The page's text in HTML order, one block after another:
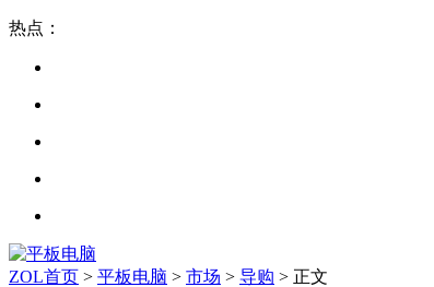
热点：
ZOL首页 > 平板电脑 > 市场 > 导购 > 正文